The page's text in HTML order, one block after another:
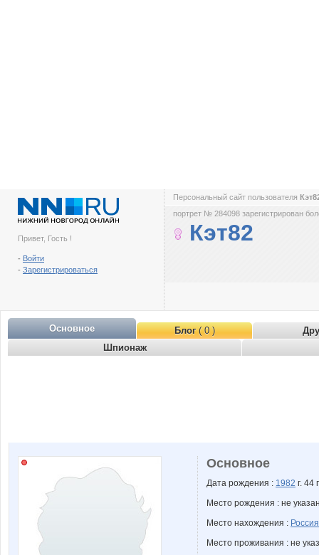
Привет, Гость !
- Войти
- Зарегистрироваться
Персональный сайт пользователя
портрет № 284098 зарегистрирован
Кэт82
Основное Блог( 0 )
Шпионаж
Основное
Дата рождения : 1982 г. 44
Место рождения : не
Место нахождения : Россия
Место проживания : не